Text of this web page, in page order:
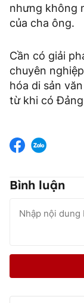
nhưng không
của cha ông.
Cần có giải
chuyên
hóa di sản
từ khi có
Bình luận